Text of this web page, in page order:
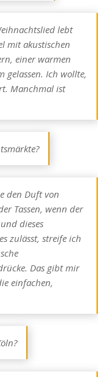
lebt
mit akustischen
einer warmen
gelassen. Ich wollte,
Manchmal ist
den Duft von
Tassen, wenn der
dieses
zulässt, streife ich
Das gibt mir
einfachen,